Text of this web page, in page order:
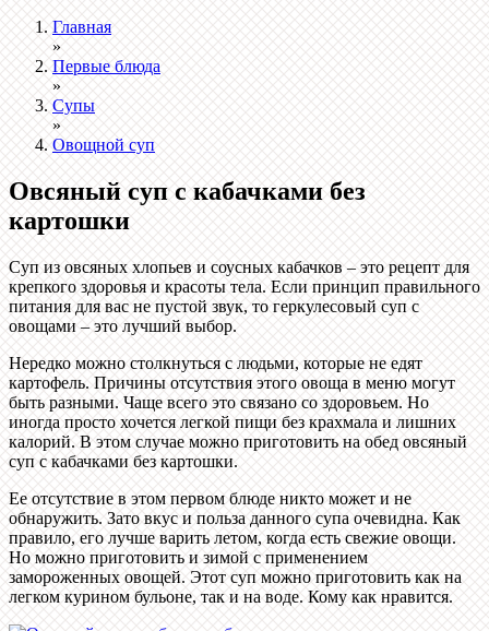
Главная
»
Первые блюда
»
Супы
»
Овощной суп
Овсяный суп с кабачками без
картошки
Суп из овсяных хлопьев и соусных кабачков – это рецепт для
крепкого здоровья и красоты тела. Если принцип правильного
питания для вас не пустой звук, то геркулесовый суп с
овощами – это лучший выбор.
Нередко можно столкнуться с людьми, которые не едят
картофель. Причины отсутствия этого овоща в меню могут
быть разными. Чаще всего это связано со здоровьем. Но
иногда просто хочется легкой пищи без крахмала и лишних
калорий. В этом случае можно приготовить на обед овсяный
суп с кабачками без картошки.
Ее отсутствие в этом первом блюде никто может и не
обнаружить. Зато вкус и польза данного супа очевидна. Как
правило, его лучше варить летом, когда есть свежие овощи.
Но можно приготовить и зимой с применением
замороженных овощей. Этот суп можно приготовить как на
легком курином бульоне, так и на воде. Кому как нравится.